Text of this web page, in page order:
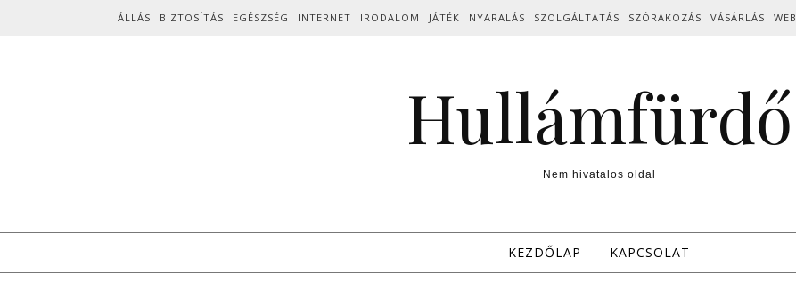
ÁLLÁS BIZTOSÍTÁS EGÉSZSÉG INTERNET IRODALOM JÁTÉK NYARALÁS SZOLGÁLTATÁS SZÓRAKOZÁS VÁSÁRLÁS WEB
Hullámfürdő
Nem hivatalos oldal
KEZDŐLAP KAPCSOLAT